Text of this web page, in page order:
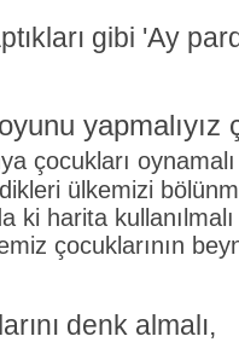
gibi 'Ay
yapmalıyız
çocukları
ülkemizi
ki harita
çocuklarının
denk almalı,